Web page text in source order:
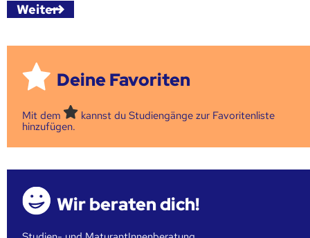
Weiter
Deine Favoriten
Mit dem
kannst du Studiengänge zur Favoritenliste
hinzufügen.
Wir beraten dich!